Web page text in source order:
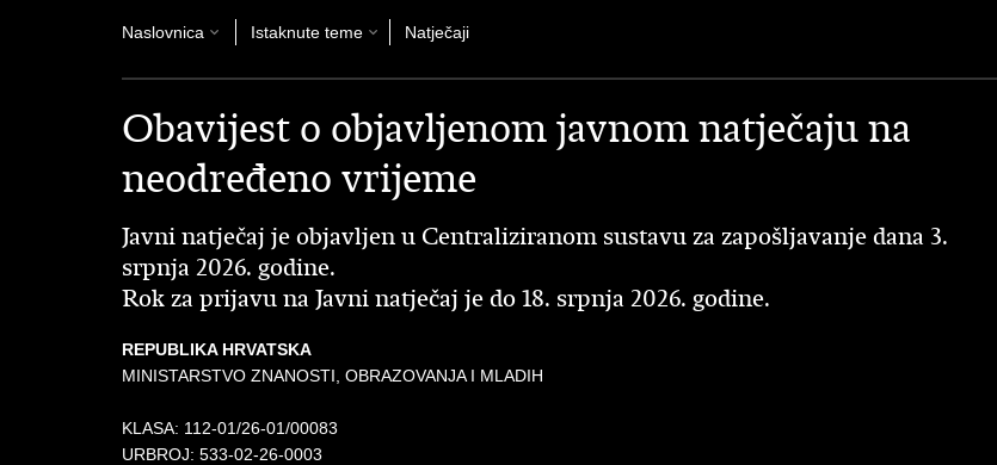
Naslovnica Istaknute teme Natječaji
Obavijest o objavljenom javnom natječaju na
neodređeno vrijeme
Javni natječaj je objavljen u Centraliziranom sustavu za zapošljavanje dana 3.
srpnja 2026. godine.
Rok za prijavu na Javni natječaj je do 18. srpnja 2026. godine.
REPUBLIKA HRVATSKA
MINISTARSTVO ZNANOSTI, OBRAZOVANJA I MLADIH
KLASA: 112-01/26-01/00083
URBROJ: 533-02-26-0003